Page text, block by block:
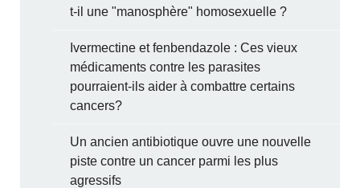
t-il une "manosphère" homosexuelle ?
Ivermectine et fenbendazole : Ces vieux
médicaments contre les parasites
pourraient-ils aider à combattre certains
cancers?
Un ancien antibiotique ouvre une nouvelle
piste contre un cancer parmi les plus
agressifs